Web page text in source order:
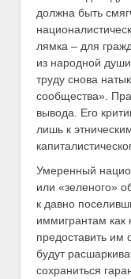
должна быть
лямка – для
из народной
труду снова
сообщества».
вывода. Его
лишь к
Умеренный
или «зеленого»
к давно
иммигрантам как
предоставить им
будут
сохраниться